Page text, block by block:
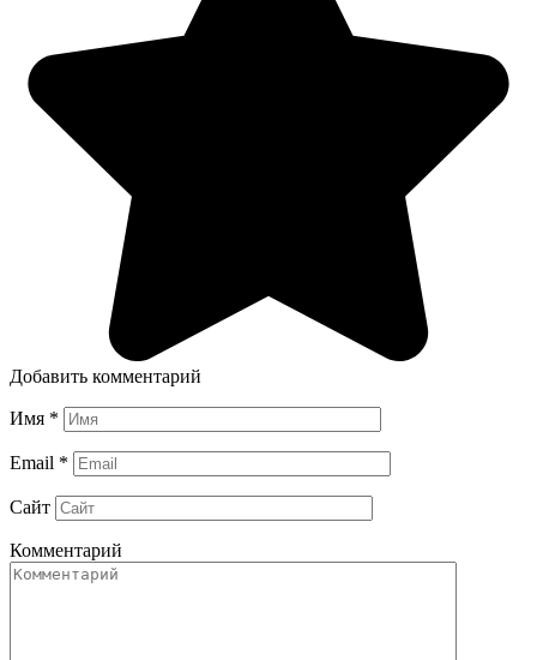
Добавить комментарий
Имя *
Email *
Сайт
Комментарий